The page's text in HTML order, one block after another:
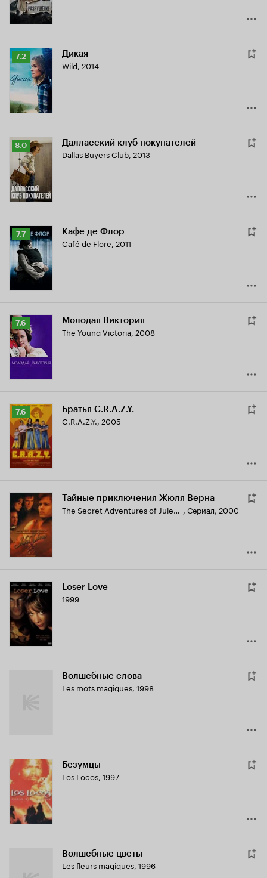
Рейтинг
Кинопоиска
7.2
7.2 Дикая
Wild, 2014
Рейтинг
Кинопоиска
8.0
8.0 Далласский клуб покупателей
Dallas Buyers Club, 2013
Рейтинг
Кинопоиска
7.7
7.7 Кафе де Флор
Café de Flore, 2011
Рейтинг
Кинопоиска
7.6
7.6 Молодая Виктория
The Young Victoria, 2008
Рейтинг
Кинопоиска
7.6
7.6 Братья C.R.A.Z.Y.
C.R.A.Z.Y., 2005
Тайные приключения Жюля Верна
The Secret Adventures of Jules Verne , Сериал, 2000
Loser Love
1999
Волшебные слова
Les mots magiques, 1998
Безумцы
Los Locos, 1997
Волшебные цветы
Les fleurs magiques, 1996